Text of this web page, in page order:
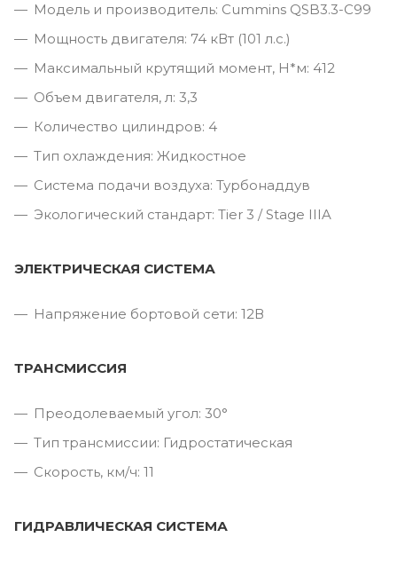
Модель и производитель: Cummins QSB3.3-C99
Мощность двигателя: 74 кВт (101 л.с.)
Максимальный крутящий момент, Н*м: 412
Объем двигателя, л: 3,3
Количество цилиндров: 4
Тип охлаждения: Жидкостное
Система подачи воздуха: Турбонаддув
Экологический стандарт: Tier 3 / Stage IIIA
ЭЛЕКТРИЧЕСКАЯ СИСТЕМА
Напряжение бортовой сети: 12В
ТРАНСМИССИЯ
Преодолеваемый угол: 30°
Тип трансмиссии: Гидростатическая
Скорость, км/ч: 11
ГИДРАВЛИЧЕСКАЯ СИСТЕМА